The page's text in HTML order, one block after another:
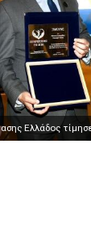
Ελλάδος